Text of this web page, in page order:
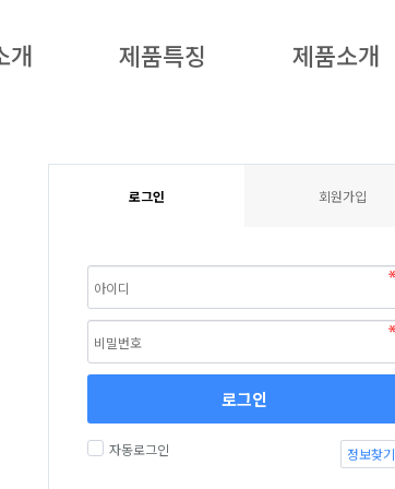
개 제품특징 제품소개
로그인 회원가입
로그인
자동로그인 정보찾기